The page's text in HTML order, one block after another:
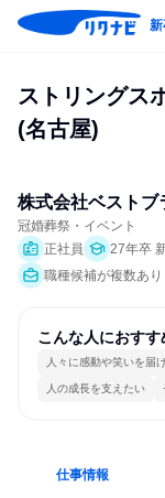
新
ストリングス
(名古屋)
株式会社ベストブ
冠婚葬祭・イベント
正社員
27年卒
職種候補が複数あ
こんな人におすす
人々に感動や笑いを届
人の成長を支えたい
仕事情報